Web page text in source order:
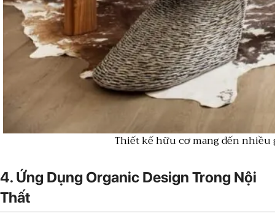
Thiết kế hữu cơ mang đến
4. Ứng Dụng Organic Design Trong Nội
Thất